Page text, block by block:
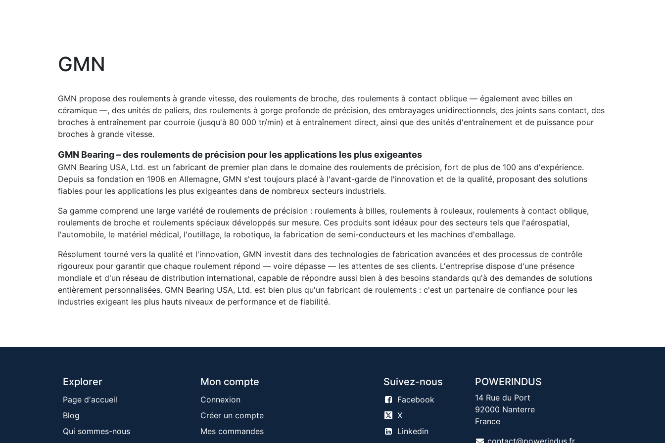
GMN
GMN propose des roulements à grande vitesse, des roulements de broche, des roulements à contact oblique — également avec billes en
céramique —, des unités de paliers, des roulements à gorge profonde de précision, des embrayages unidirectionnels, des joints sans contact, des
broches à entraînement par courroie (jusqu'à 80 000 tr/min) et à entraînement direct, ainsi que des unités d'entraînement et de puissance pour
broches à grande vitesse.
GMN Bearing – des roulements de précision pour les applications les plus exigeantes
GMN Bearing USA, Ltd. est un fabricant de premier plan dans le domaine des roulements de précision, fort de plus de 100 ans d'expérience.
Depuis sa fondation en 1908 en Allemagne, GMN s'est toujours placé à l'avant-garde de l'innovation et de la qualité, proposant des solutions
fiables pour les applications les plus exigeantes dans de nombreux secteurs industriels.
Sa gamme comprend une large variété de roulements de précision : roulements à billes, roulements à rouleaux, roulements à contact oblique,
roulements de broche et roulements spéciaux développés sur mesure. Ces produits sont idéaux pour des secteurs tels que l'aérospatial,
l'automobile, le matériel médical, l'outillage, la robotique, la fabrication de semi-conducteurs et les machines d'emballage.
Résolument tourné vers la qualité et l'innovation, GMN investit dans des technologies de fabrication avancées et des processus de contrôle
rigoureux pour garantir que chaque roulement répond — voire dépasse — les attentes de ses clients. L'entreprise dispose d'une présence
mondiale et d'un réseau de distribution international, capable de répondre aussi bien à des besoins standards qu'à des demandes de solutions
entièrement personnalisées. GMN Bearing USA, Ltd. est bien plus qu'un fabricant de roulements : c'est un partenaire de confiance pour les
industries exigeant les plus hauts niveaux de performance et de fiabilité.
Explorer
Page d'accueil
Blog
Qui sommes-nous
Mon compte
Connexion
Créer un compte
Mes commandes
POWERINDUS
14 Rue du Port
92000 Nanterre
France
Suivez-nous
Facebook
X
Linkedin